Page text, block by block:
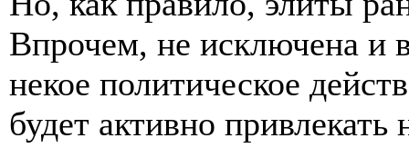
Впрочем, не исключена и
некое политическое
будет активно